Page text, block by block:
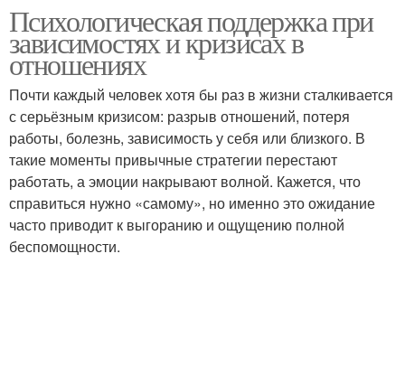
Психологическая поддержка при
зависимостях и кризисах в
отношениях
Почти каждый человек хотя бы раз в жизни сталкивается
с серьёзным кризисом: разрыв отношений, потеря
работы, болезнь, зависимость у себя или близкого. В
такие моменты привычные стратегии перестают
работать, а эмоции накрывают волной. Кажется, что
справиться нужно «самому», но именно это ожидание
часто приводит к выгоранию и ощущению полной
беспомощности.